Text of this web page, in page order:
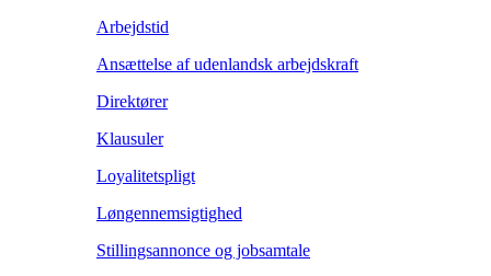
Arbejdstid
Ansættelse af udenlandsk arbejdskraft
Direktører
Klausuler
Loyalitetspligt
Løngennemsigtighed
Stillingsannonce og jobsamtale